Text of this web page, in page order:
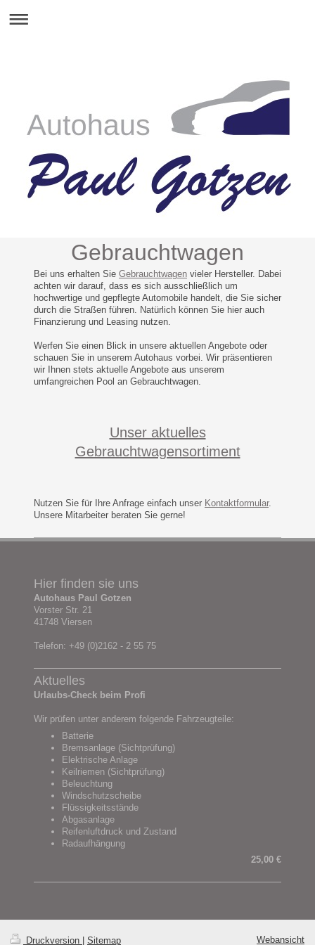
Gebrauchtwagen
Bei uns erhalten Sie Gebrauchtwagen vieler Hersteller. Dabei
achten wir darauf, dass es sich ausschließlich um
hochwertige und gepflegte Automobile handelt, die Sie sicher
durch die Straßen führen. Natürlich können Sie hier auch
Finanzierung und Leasing nutzen.
Werfen Sie einen Blick in unsere aktuellen Angebote oder
schauen Sie in unserem Autohaus vorbei. Wir präsentieren
wir Ihnen stets aktuelle Angebote aus unserem
umfangreichen Pool an Gebrauchtwagen.
Unser aktuelles
Gebrauchtwagensortiment
Nutzen Sie für Ihre Anfrage einfach unser Kontaktformular.
Unsere Mitarbeiter beraten Sie gerne!
Hier finden sie uns
Autohaus Paul Gotzen
Vorster Str. 21
41748 Viersen
Telefon: +49 (0)2162 - 2 55 75
Aktuelles
Urlaubs-Check beim Profi
Wir prüfen unter anderem folgende Fahrzeugteile:
Batterie
Bremsanlage (Sichtprüfung)
Elektrische Anlage
Keilriemen (Sichtprüfung)
Beleuchtung
Windschutzscheibe
Flüssigkeitsstände
Abgasanlage
Reifenluftdruck und Zustand
Radaufhängung
25,00 €
Druckversion Sitemap Webansicht